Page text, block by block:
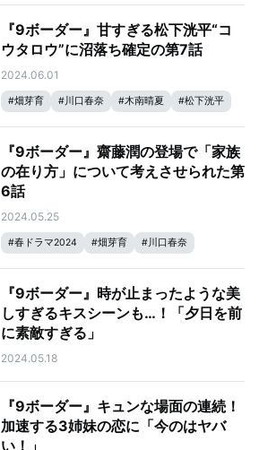
『9ボーダー』甘すぎる松下洸平“コ
ウタロウ”に沼落ち確定の第7話
2024.06.01
#畑芽育 #川口春奈 #木南晴夏 #松下洸平
『9ボーダー』齋藤潤の登場で「家族
の在り方」について考えさせられた第
6話
2024.05.25
#春ドラマ2024 #畑芽育 #川口春奈
『9ボーダー』時が止まったような美
しすぎるキスシーンも…！「夕日を前
に素敵すぎる」
2024.05.18
『9ボーダー』キュンな場面の連続！
加速する3姉妹の恋に「今のはヤバ
い！」